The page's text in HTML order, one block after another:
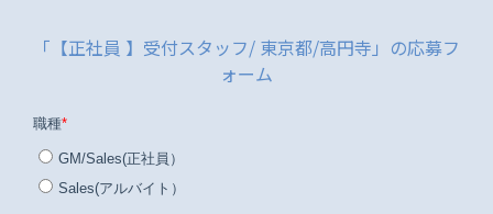
「【正社員 】受付スタッフ/ 東京都/高円寺」の応募フ
ォーム